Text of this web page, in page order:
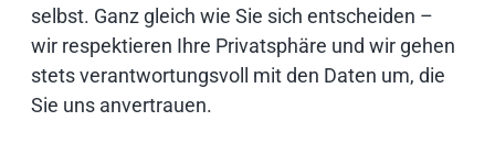
selbst. Ganz gleich wie Sie sich entscheiden –
wir respektieren Ihre Privatsphäre und wir gehen
stets verantwortungsvoll mit den Daten um, die
Sie uns anvertrauen.